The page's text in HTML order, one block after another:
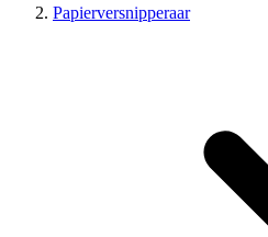
Papierversnipperaar